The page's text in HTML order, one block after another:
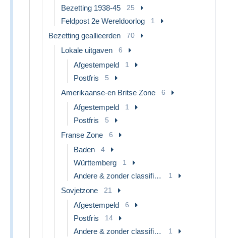
Bezetting 1938-45 25
Feldpost 2e Wereldoorlog 1
Bezetting geallieerden 70
Lokale uitgaven 6
Afgestempeld 1
Postfris 5
Amerikaanse-en Britse Zone 6
Afgestempeld 1
Postfris 5
Franse Zone 6
Baden 4
Württemberg 1
Andere & zonder classificatie 1
Sovjetzone 21
Afgestempeld 6
Postfris 14
Andere & zonder classificatie 1